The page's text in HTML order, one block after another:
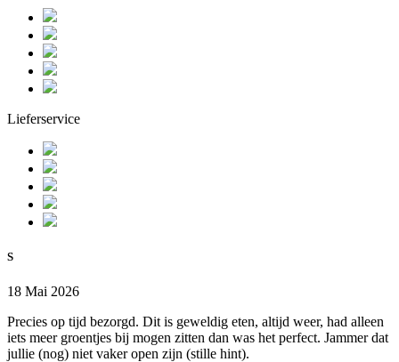
Lieferservice
S
18 Mai 2026
Precies op tijd bezorgd. Dit is geweldig eten, altijd weer, had alleen
iets meer groentjes bij mogen zitten dan was het perfect. Jammer dat
jullie (nog) niet vaker open zijn (stille hint).